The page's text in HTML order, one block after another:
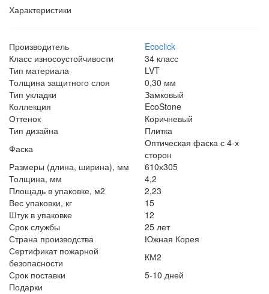
Характеристики
Производитель
Ecoclick
Класс износоустойчивости
34 класс
Тип материала
LVT
Толщина защитного слоя
0,30 мм
Тип укладки
Замковый
Коллекция
EcoStone
Оттенок
Коричневый
Тип дизайна
Плитка
Фаска
Оптическая фаска с 4-х
сторон
Размеры (длина, ширина), мм
610х305
Толщина, мм
4,2
Площадь в упаковке, м2
2,23
Вес упаковки, кг
15
Штук в упаковке
12
Срок службы
25 лет
Страна производства
Южная Корея
Сертификат пожарной
безопасности
КМ2
Срок поставки
5-10 дней
Подарки